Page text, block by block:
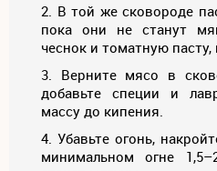
В той же сковороде
пока они не станут
чеснок и томатную пасту,
Верните мясо в
добавьте специи и
массу до кипения.
Убавьте огонь,
минимальном огне